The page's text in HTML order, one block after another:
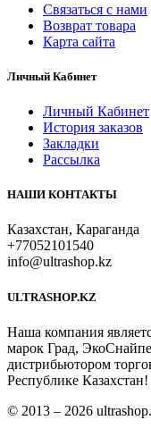
Связаться с нами
Возврат товара
Карта сайта
Личный Кабинет
Личный Кабинет
История заказов
Закладки
Рассылка
НАШИ КОНТАКТЫ
Казахстан, Караганда
+77052101540
info@ultrashop.kz
ULTRASHOP.KZ
Наша компания
марок Град,
дистрибьютором
Республике Казахстан!
© 2013 – 2026